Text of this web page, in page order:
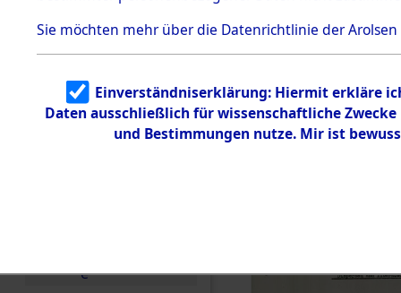
Todesmärsch
en
5.3.2
Identifizierun
g
5.3.3
Todesmärsch
e
Sie möchten mehr über die Datenrichtlinie der Arolsen
Einverständniserklärung: Hiermit erkläre
Daten ausschließlich für wissenschaftliche
und Bestimmungen nutze. Mir ist